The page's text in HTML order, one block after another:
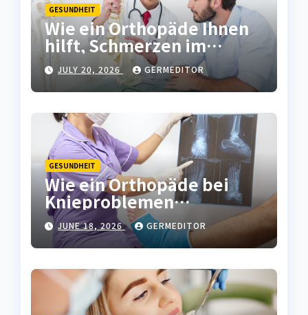
GESUNDHEIT
Wie ein Orthopäde Ihnen
hilft, Schmerzen im
Bewegungsapparat
langfristig zu lindern
JULY 20, 2026 GERMEDITOR
GESUNDHEIT
Wie ein Orthopäde bei
Knieproblemen
langfristige Lösungen
bietet
JUNE 18, 2026 GERMEDITOR